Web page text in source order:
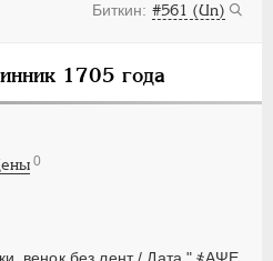
#561 (Un)
1705 года
0